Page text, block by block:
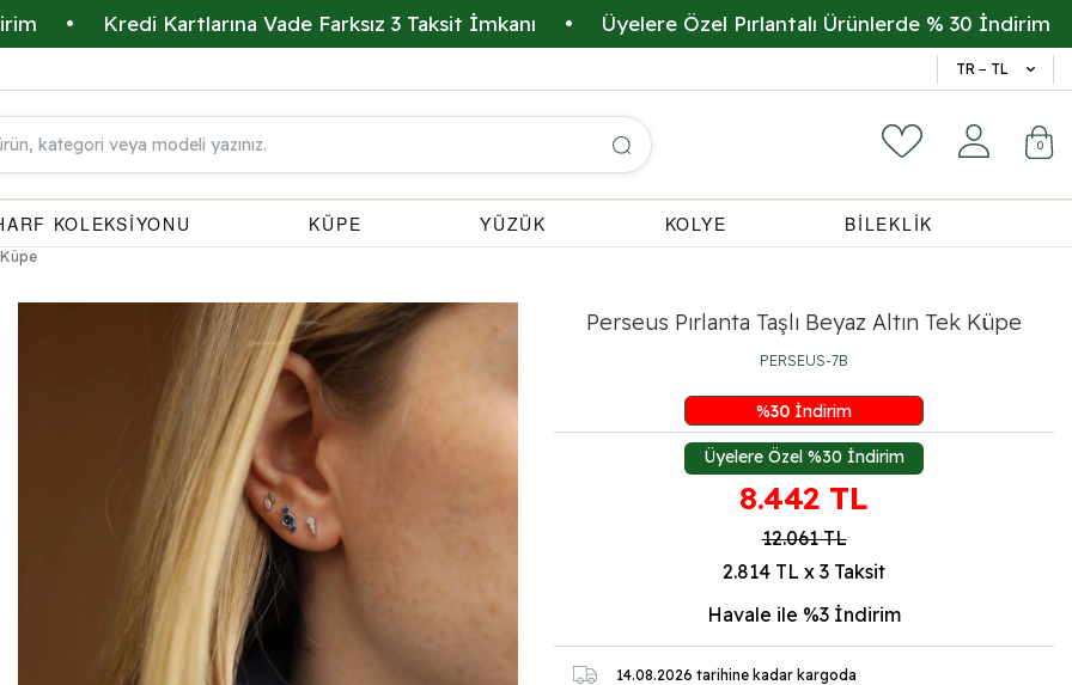
Kredi Kartlarına Vade Farksız 3 Taksit İmkanı • Üyelere Özel Pırlantalı Ürünlerde % 30 İndirim •
14 Gün
TR − TL
0
KOLEKSİYONU KÜPE YÜZÜK KOLYE BİLEKLİK
Küpe
Perseus Pırlanta Taşlı Beyaz Altın Tek Küpe
PERSEUS-7B
%30 İndirim
Üyelere Özel %30 İndirim
8.442 TL
12.061TL
2.814 TL x 3 Taksit
Havale ile %3 İndirim
14.08.2026 tarihine kadar kargoda